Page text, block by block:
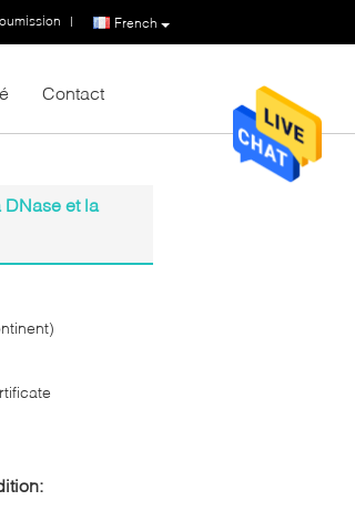
French
|
Contact
DNase et la